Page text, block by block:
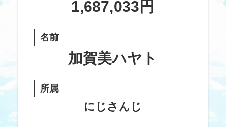
1,687,033 円
名前
加賀美ハヤト
所属
にじさんじ